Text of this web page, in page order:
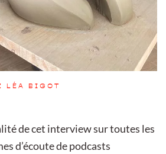
LÉA BIGOT
de cet interview sur toutes les
d’écoute de podcasts